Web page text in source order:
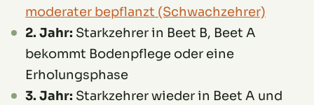
moderater bepflanzt (Schwachzehrer)
2. Jahr: Starkzehrer in Beet B, Beet A
bekommt Bodenpflege oder eine
Erholungsphase
3. Jahr: Starkzehrer wieder in Beet A und